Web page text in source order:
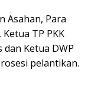
Asahan, Para
TP PKK
Ketua DWP
pelantikan.